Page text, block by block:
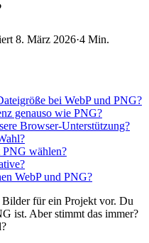
8. März 2026·4 Min.
bei WebP und PNG?
genauso wie PNG?
Browser-Unterstützung?
PNG wählen?
WebP und PNG?
Bilder für ein Projekt vor. Du
ist. Aber stimmt das immer?